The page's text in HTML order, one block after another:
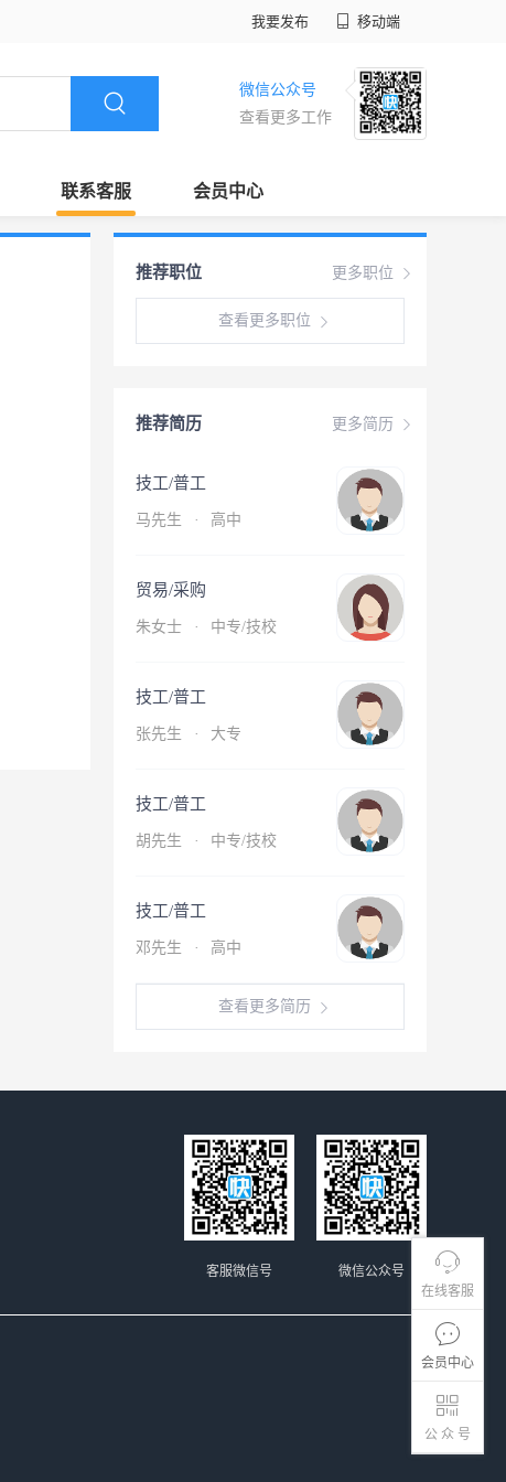
我要发布 移动端
微信公众号
查看更多工作
联系客服 会员中心
在线客服
会员中心
公 众 号
更多职位
推荐职位
查看更多职位
更多简历
推荐简历
技工/普工
马先生 · 高中
贸易/采购
朱女士 · 中专/技校
技工/普工
张先生 · 大专
技工/普工
胡先生 · 中专/技校
技工/普工
邓先生 · 高中
查看更多简历
微信公众号
客服微信号